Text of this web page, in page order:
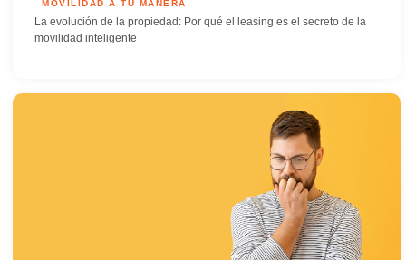
MOVILIDAD A TU MANERA
La evolución de la propiedad: Por qué el leasing es el secreto de la
movilidad inteligente